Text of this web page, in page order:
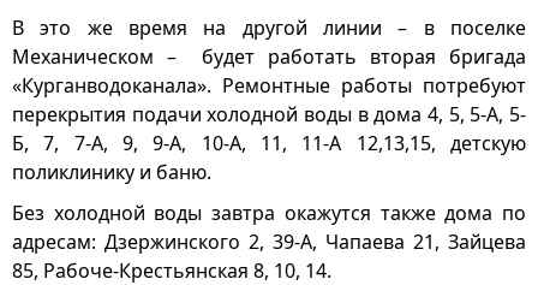
В это же время на другой линии – в поселке
Механическом – будет работать вторая бригада
«Курганводоканала». Ремонтные работы потребуют
перекрытия подачи холодной воды в дома 4, 5, 5-А, 5-
Б, 7, 7-А, 9, 9-А, 10-А, 11, 11-А 12,13,15, детскую
поликлинику и баню.
Без холодной воды завтра окажутся также дома по
адресам: Дзержинского 2, 39-А, Чапаева 21, Зайцева
85, Рабоче-Крестьянская 8, 10, 14.